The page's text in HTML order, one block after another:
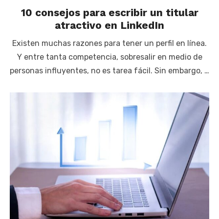
10 consejos para escribir un titular
atractivo en LinkedIn
Existen muchas razones para tener un perfil en línea.
Y entre tanta competencia, sobresalir en medio de
personas influyentes, no es tarea fácil. Sin embargo, …